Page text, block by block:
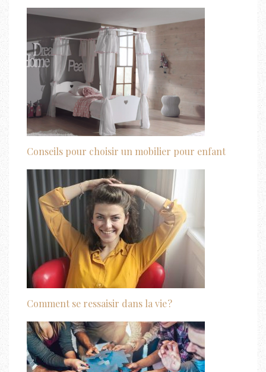
Conseils pour choisir un mobilier pour enfant
Comment se ressaisir dans la vie ?